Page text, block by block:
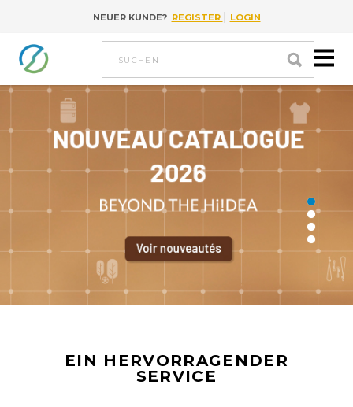
Go to contentNEUER KUNDE? REGISTER | LOGIN
suchen
EIN HERVORRAGENDER
SERVICE